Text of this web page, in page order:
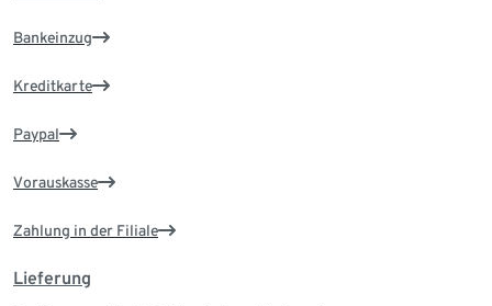
Bankeinzug
Kreditkarte
Paypal
Vorauskasse
Zahlung in der Filiale
Lieferung